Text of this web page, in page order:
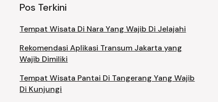
Pos Terkini
Tempat Wisata Di Nara Yang Wajib Di Jelajahi
Rekomendasi Aplikasi Transum Jakarta yang
Wajib Dimiliki
Tempat Wisata Pantai Di Tangerang Yang Wajib
Di Kunjungi